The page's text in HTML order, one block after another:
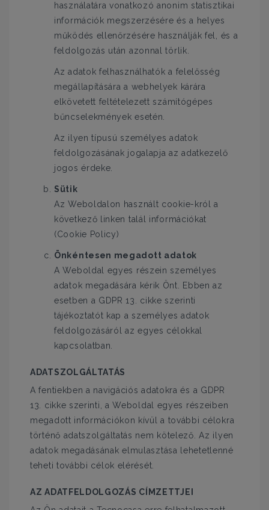
használatára vonatkozó anonim statisztikai
információk megszerzésére és a helyes
működés ellenőrzésére használják fel, és a
feldolgozás után azonnal törlik.
Az adatok felhasználhatók a felelősség
megállapítására a webhelyek kárára
elkövetett feltételezett számítógépes
bűncselekmények esetén.
Az ilyen típusú személyes adatok
feldolgozásának jogalapja az adatkezelő
jogos érdeke.
Sütik
Az Weboldalon használt cookie-król a
következő linken talál információkat
(Cookie Policy)
Önkéntesen megadott adatok
A Weboldal egyes részein személyes
adatok megadására kérik Önt. Ebben az
esetben a GDPR 13. cikke szerinti
tájékoztatót kap a személyes adatok
feldolgozásáról az egyes célokkal
kapcsolatban.
ADATSZOLGÁLTATÁS
A fentiekben a navigációs adatokra és a GDPR
13. cikke szerinti, a Weboldal egyes részeiben
megadott információkon kívül a további célokra
történő adatszolgáltatás nem kötelező. Az ilyen
adatok megadásának elmulasztása lehetetlenné
teheti további célok elérését.
AZ ADATFELDOLGOZÁS CÍMZETTJEI